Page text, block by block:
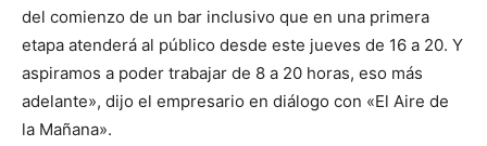
del comienzo de un bar inclusivo que en una primera
etapa atenderá al público desde este jueves de 16 a 20. Y
aspiramos a poder trabajar de 8 a 20 horas, eso más
adelante», dijo el empresario en diálogo con «El Aire de
la Mañana».